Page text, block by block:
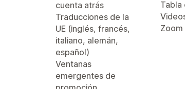
cuenta atrás
Traducciones de la
UE (inglés, francés,
italiano, alemán,
español)
Ventanas
emergentes de
Tabla
Zoom